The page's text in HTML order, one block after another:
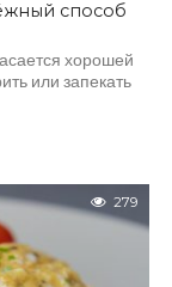
способ
хорошей
или запекать
279